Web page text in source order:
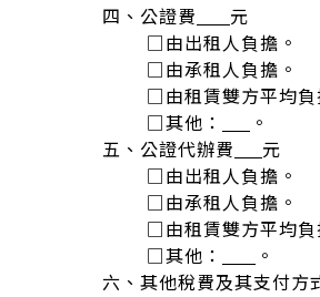
四、公證費
元
□由出租人負擔。
□由承租人負擔。
□由租賃雙方平均負
□其他：
。
五、公證代辦費
元
□由出租人負擔。
□由承租人負擔。
□由租賃雙方平均負
□其他：
。
六、其他稅費及其支付方